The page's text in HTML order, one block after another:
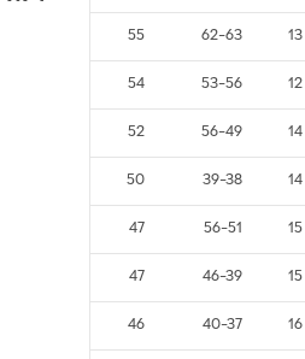
13
62-63
55
12
53-56
54
14
56-49
52
14
39-38
50
15
56-51
47
15
46-39
47
16
40-37
46